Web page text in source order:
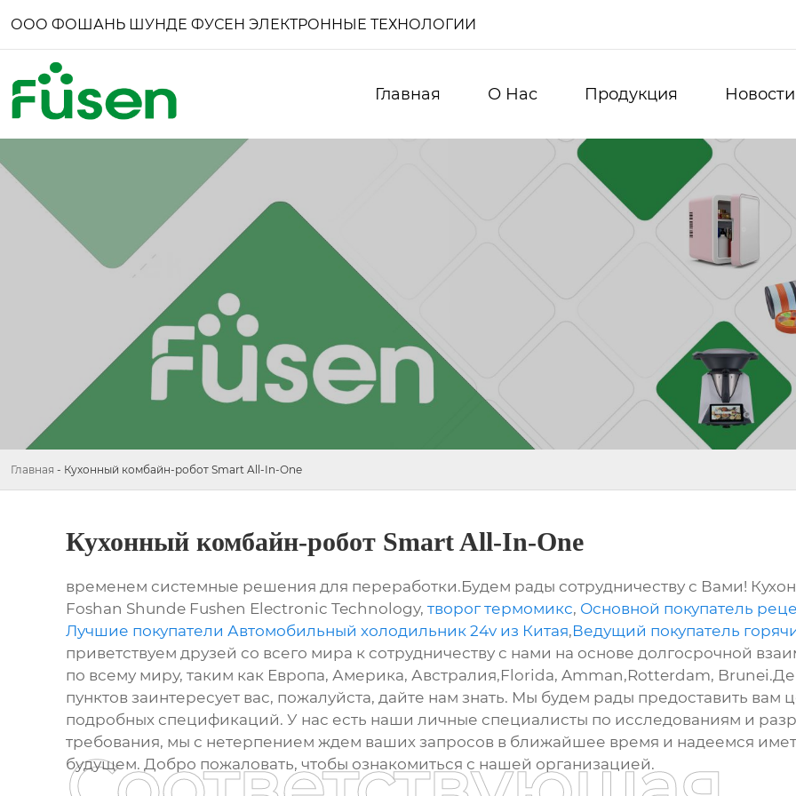
ООО ФОШАНЬ ШУНДЕ ФУСЕН ЭЛЕКТРОННЫЕ ТЕХНОЛОГИИ
Главная О Нас Продукция Новости
Главная - Кухонный комбайн-робот Smart All-In-One
Кухонный комбайн-робот Smart All-In-One
временем системные решения для переработки.Будем рады сотрудничеству с Вами!
Foshan Shunde Fushen Electronic Technology, творог термомикс, Основной покупатель
Лучшие покупатели Автомобильный холодильник 24v из Китая,Ведущий покупатель
приветствуем друзей со всего мира к сотрудничеству с нами на основе долгосрочной
по всему миру, таким как Европа, Америка, Австралия,Florida, Amman,Rotterdam,
пунктов заинтересует вас, пожалуйста, дайте нам знать. Мы будем рады предоставить
подробных спецификаций. У нас есть наши личные специалисты по исследованиям и
требования, мы с нетерпением ждем ваших запросов в ближайшее время и надеемся
будущем. Добро пожаловать, чтобы ознакомиться с нашей организацией.